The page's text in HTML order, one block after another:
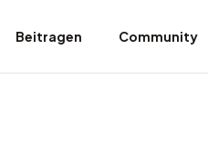
Beitragen Community